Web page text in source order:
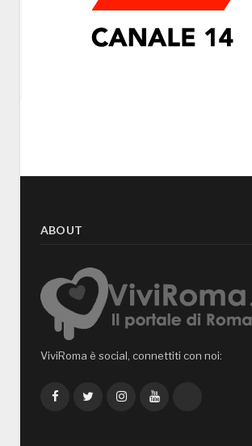
ABOUT
ViviRoma è social, connettiti con noi:
FacebookTwitterInstagramYouTube